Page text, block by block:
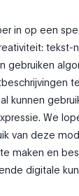
in op een
tekst-
gebruiken
kunnen
We
van deze
maken en
digitale